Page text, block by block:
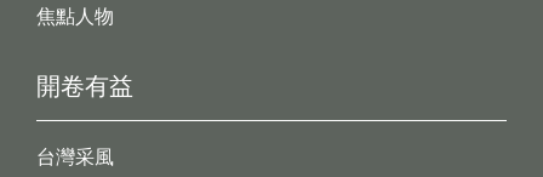
開卷有益
台灣采風
焦點人物